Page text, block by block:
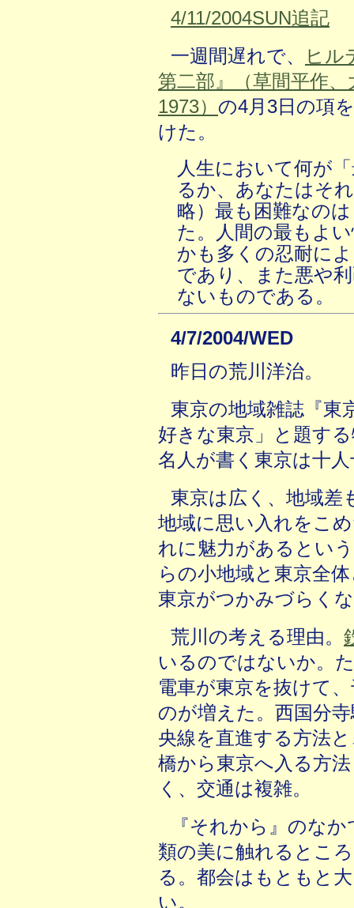
4/11/2004SUN追記
一週間遅れで、
ヒ
第二部』（草間平作
1973） の4月3日の項
けた。
人生において何が
るか、あなたはそ
略）最も困難なの
た。人間の最もよ
かも多くの忍耐に
であり、また悪や
ないものである。
4/7/2004/WED
昨日の荒川洋治。
東京の地域雑誌『東
好きな東京」と題す
名人が書く東京は十
東京は広く、地域差
地域に思い入れをこ
れに魅力があるとい
らの小地域と東京全
東京がつかみづらく
荒川の考える理由。
いるのではないか。
電車が東京を抜けて
のが増えた。西国分
央線を直進する方法
橋から東京へ入る方
く、交通は複雑。
『それから』のな
類の美に触れるとこ
る。都会はもともと
い。